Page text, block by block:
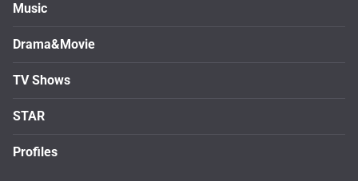
Music
Drama&Movie
TV Shows
STAR
Profiles